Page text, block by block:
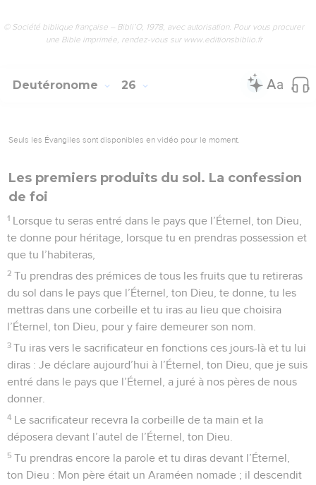
© Société biblique française – Bibli’O, 1978, avec autorisation. Pour vous procurer
une Bible imprimée, rendez-vous sur www.editionsbiblio.fr
Deutéronome 26
Seuls les Évangiles sont disponibles en vidéo pour le moment.
Les premiers produits du sol. La confession
de foi
1 Lorsque tu seras entré dans le pays que l’Éternel, ton Dieu,
te donne pour héritage, lorsque tu en prendras possession et
que tu l’habiteras,
2 Tu prendras des prémices de tous les fruits que tu retireras
du sol dans le pays que l’Éternel, ton Dieu, te donne, tu les
mettras dans une corbeille et tu iras au lieu que choisira
l’Éternel, ton Dieu, pour y faire demeurer son nom.
3 Tu iras vers le sacrificateur en fonctions ces jours-là et tu lui
diras : Je déclare aujourd’hui à l’Éternel, ton Dieu, que je suis
entré dans le pays que l’Éternel, a juré à nos pères de nous
donner.
4 Le sacrificateur recevra la corbeille de ta main et la
déposera devant l’autel de l’Éternel, ton Dieu.
5 Tu prendras encore la parole et tu diras devant l’Éternel,
ton Dieu : Mon père était un Araméen nomade ; il descendit